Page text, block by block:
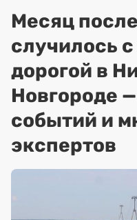
Месяц
случилось
дорогой в
Новгороде
событий и
экспертов